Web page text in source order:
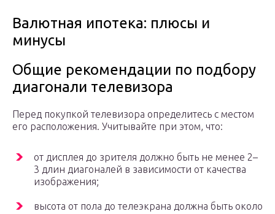
Валютная ипотека: плюсы и
минусы
Общие рекомендации по подбору
диагонали телевизора
Перед покупкой телевизора определитесь с местом
его расположения. Учитывайте при этом, что:
от дисплея до зрителя должно быть не менее 2–
3 длин диагоналей в зависимости от качества
изображения;
высота от пола до телеэкрана должна быть около